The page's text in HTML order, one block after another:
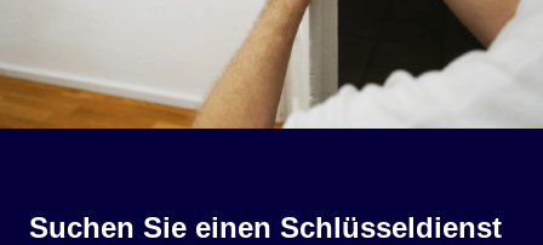
Suchen Sie einen Schlüsseldienst